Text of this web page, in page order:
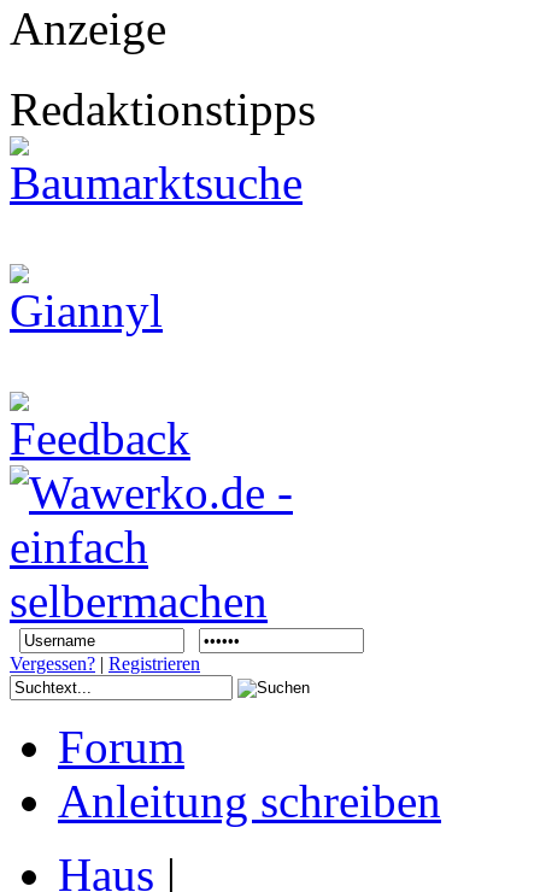
Anzeige
Redaktionstipps
Vergessen? | Registrieren
Forum
Anleitung schreiben
Haus |